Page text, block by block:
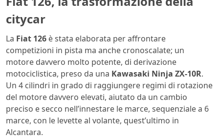
citycar
La Fiat 126 è stata elaborata per affrontare
competizioni in pista ma anche cronoscalate; un
motore davvero molto potente, di derivazione
motociclistica, preso da una Kawasaki Ninja ZX-10R.
Un 4 cilindri in grado di raggiungere regimi di rotazione
del motore davvero elevati, aiutato da un cambio
preciso e secco nell’innestare le marce, sequenziale a 6
marce, con le levette al volante, quest’ultimo in
Alcantara.